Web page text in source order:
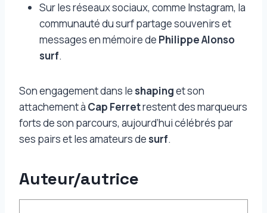
Sur les réseaux sociaux, comme Instagram, la
communauté du surf partage souvenirs et
messages en mémoire de Philippe Alonso
surf.
Son engagement dans le shapinget son
attachement à Cap Ferretrestent des marqueurs
forts de son parcours, aujourd’hui célébrés par
ses pairs et les amateurs de surf.
Auteur/autrice